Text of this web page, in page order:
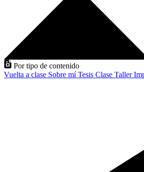
Por tipo de contenido
Vuelta a clase Sobre míTesis Clase Taller